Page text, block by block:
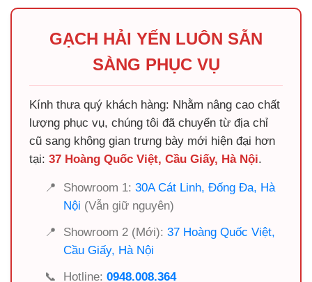
GẠCH HẢI YẾN LUÔN SẴN
SÀNG PHỤC VỤ
Kính thưa quý khách hàng: Nhằm nâng cao chất
lượng phục vụ, chúng tôi đã chuyển từ địa chỉ
cũ sang không gian trưng bày mới hiện đại hơn
tại: 37 Hoàng Quốc Việt, Cầu Giấy, Hà Nội.
📍 Showroom 1: 30A Cát Linh, Đống Đa, Hà
Nội (Vẫn giữ nguyên)
📍
Showroom 2 (Mới): 37 Hoàng Quốc Việt,
Cầu Giấy, Hà Nội
📞
Hotline: 0948.008.364